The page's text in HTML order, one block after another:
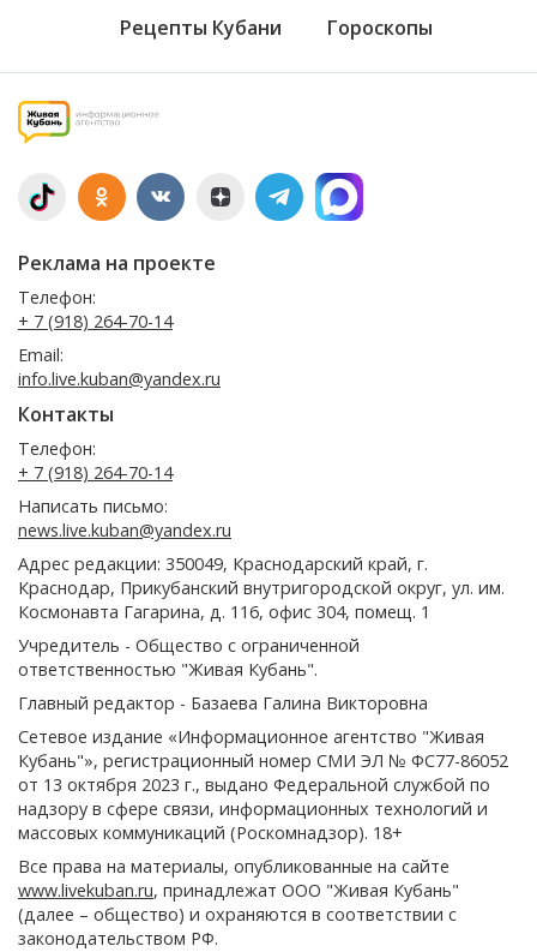
Рецепты Кубани Гороскопы
Реклама на проекте
Телефон:
+ 7 (918) 264-70-14
Email:
info.live.kuban@yandex.ru
Контакты
Телефон:
+ 7 (918) 264-70-14
Написать письмо:
news.live.kuban@yandex.ru
Адрес редакции: 350049, Краснодарский край, г.
Краснодар, Прикубанский внутригородской округ, ул. им.
Космонавта Гагарина, д. 116, офис 304, помещ. 1
Учредитель - Общество с ограниченной
ответственностью "Живая Кубань".
Главный редактор - Базаева Галина Викторовна
Сетевое издание «Информационное агентство "Живая
Кубань"», регистрационный номер СМИ ЭЛ № ФС77-86052
от 13 октября 2023 г., выдано Федеральной службой по
надзору в сфере связи, информационных технологий и
массовых коммуникаций (Роскомнадзор). 18+
Все права на материалы, опубликованные на сайте
www.livekuban.ru, принадлежат ООО "Живая Кубань"
(далее – общество) и охраняются в соответствии с
законодательством РФ.